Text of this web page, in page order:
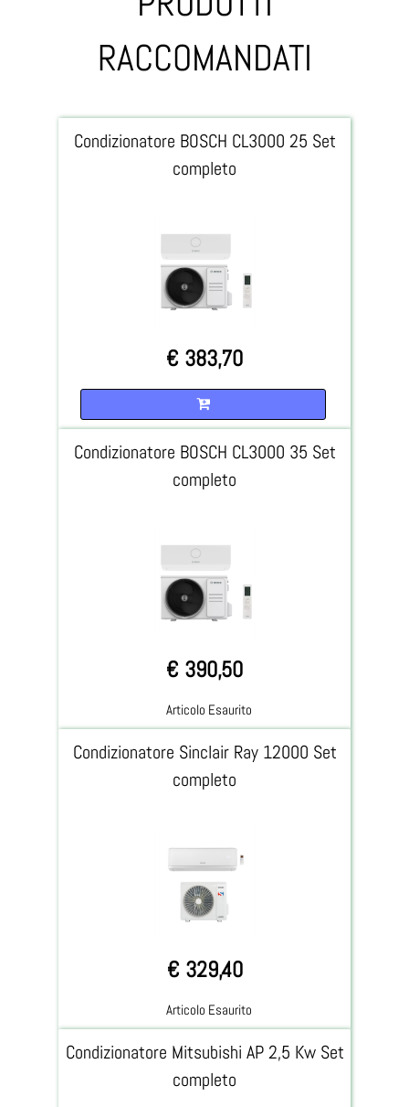
RACCOMANDATI
Condizionatore BOSCH CL3000 25 Set
completo
€ 383,70
Condizionatore BOSCH CL3000 35 Set
completo
€ 390,50
Articolo Esaurito
Condizionatore Sinclair Ray 12000 Set
completo
€ 329,40
Articolo Esaurito
Condizionatore Mitsubishi AP 2,5 Kw Set
completo